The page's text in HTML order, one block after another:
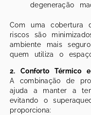
degeneração
Com uma cobertura
riscos são
ambiente mais
quem utiliza o
2. Conforto Térmico
A combinação de
ajuda a manter a
evitando o
proporciona: